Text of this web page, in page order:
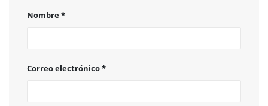
Nombre*
Correo electrónico*